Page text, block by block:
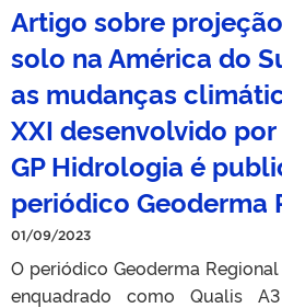
Artigo sobre
solo na América do
as mudanças
XXI desenvolvido
GP Hidrologia é
periódico Geoderma
01/09/2023
O periódico Geoderma
enquadrado como Qualis